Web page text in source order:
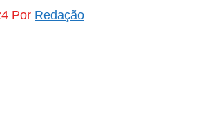
Por Redação